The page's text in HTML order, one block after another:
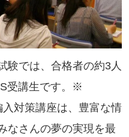
験では、合格者の約3人
受講生です。※
対策講座は、豊富な情
なさんの夢の実現を最